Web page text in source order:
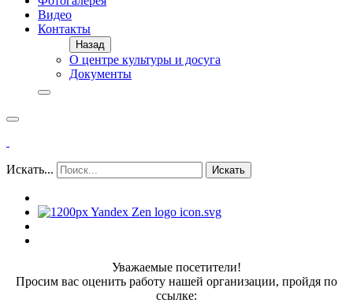
Видео
Контакты
Назад
О центре культуры и досуга
Документы
Искать... Искать
Уважаемые посетители!
Просим вас оценить работу нашей организации, пройдя по
ссылке: